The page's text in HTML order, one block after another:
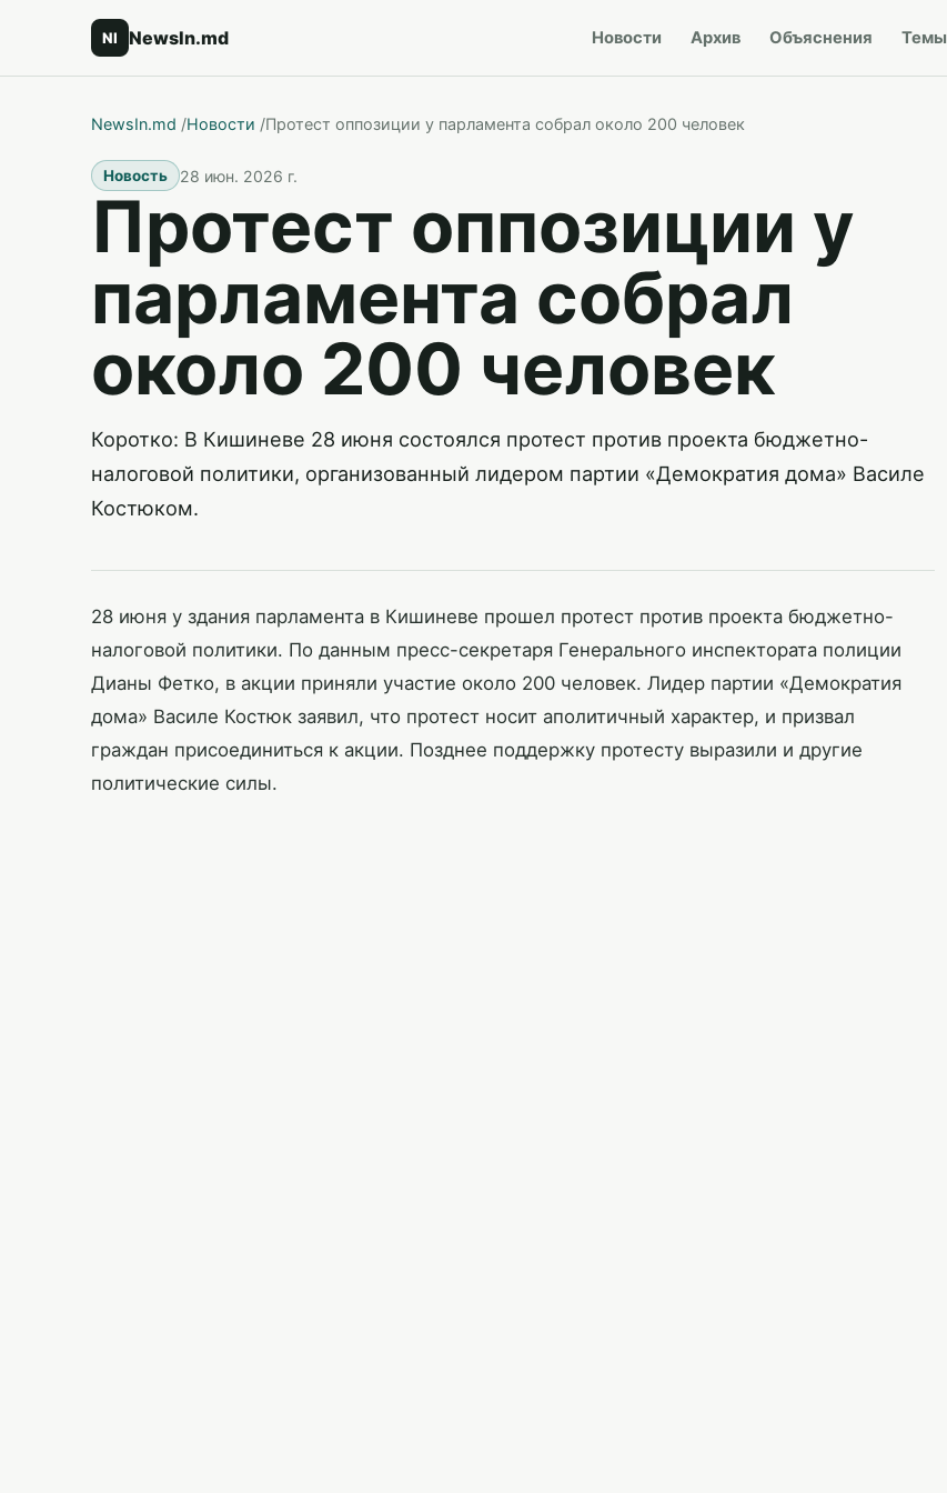
NI NewsIn.md Новости Архив Объяснения Темы
NewsIn.md /Новости /Протест оппозиции у парламента собрал около 200 человек
Новость 28 июн. 2026 г.
Протест оппозиции у
парламента собрал
около 200 человек
Коротко: В Кишиневе 28 июня состоялся протест против проекта бюджетно-
налоговой политики, организованный лидером партии «Демократия дома» Василе
Костюком.
28 июня у здания парламента в Кишиневе прошел протест против проекта бюджетно-
налоговой политики. По данным пресс-секретаря Генерального инспектората полиции
Дианы Фетко, в акции приняли участие около 200 человек. Лидер партии «Демократия
дома» Василе Костюк заявил, что протест носит аполитичный характер, и призвал
граждан присоединиться к акции. Позднее поддержку протесту выразили и другие
политические силы.